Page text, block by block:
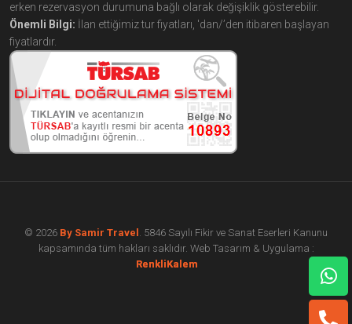
erken rezervasyon durumuna bağlı olarak değişiklik gösterebilir.
Önemli Bilgi: İlan ettiğimiz tur fiyatları, 'dan/’den itibaren başlayan
fiyatlardır.
© 2026 By Samir Travel . 5846 Sayılı Fikir ve Sanat Eserleri Kanunu
kapsamında tüm hakları saklıdır. Web Tasarım & Uygulama :
çorlu web tasarım